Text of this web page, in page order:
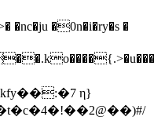
�0n�i�ry�s �
η}